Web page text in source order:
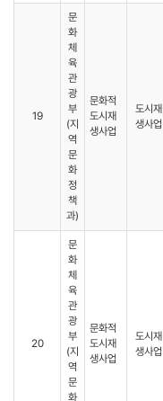
19
문
화
체
육
관
광
부
(지
역
문
화
정
책
과)
문화적
도시재
생사업
도시재
생사업
20
문
화
체
육
관
광
부
(지
역
문
화
문화적
도시재
생사업
도시재
생사업